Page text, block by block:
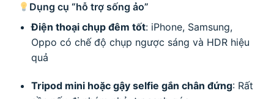
Dụng cụ “hỗ trợ sống ảo”
Điện thoại chụp đêm tốt: iPhone, Samsung,
Oppo có chế độ chụp ngược sáng và HDR hiệu
quả
Tripod mini hoặc gậy selfie gắn chân đứng: Rất